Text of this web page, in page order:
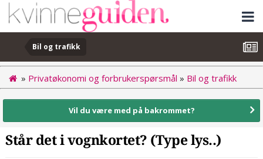
Bil og trafikk
» Privatøkonomi og forbrukerspørsmål » Bil og trafikk
Vil du være med på bakrommet?
Står det i vognkortet? (Type lys..)